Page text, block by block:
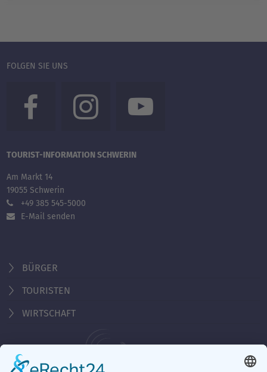
FOLGEN SIE UNS
TOURIST-INFORMATION SCHWERIN
Am Markt 14
19055 Schwerin
+49 385 545-5000
E-Mail senden
BÜRGER
TOURISTEN
WIRTSCHAFT